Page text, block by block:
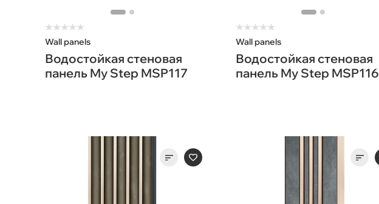
★★★★★
Wall panels
Водостойкая стеновая
панель My Step MSP117
★★★★★
Wall panels
Водостойкая стеновая
панель My Step MSP116